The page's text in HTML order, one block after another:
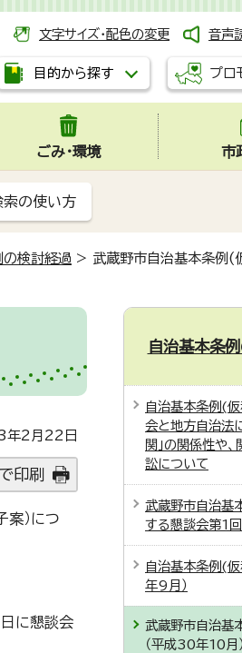
文字サイズ・配色の変更 音声
目的から探す プロ
ごみ・環境 市
索の使い方
検討経過 > 武蔵野市自治基本条例(
2月22日
印刷
案）につ
に懇談会
自治基本条
自治基本条例(
会と地方自治法
関」の関係性や
訟について
武蔵野市自治基
する懇談会第1
自治基本条例(
年9月）
武蔵野市自治基
（平成30年10月